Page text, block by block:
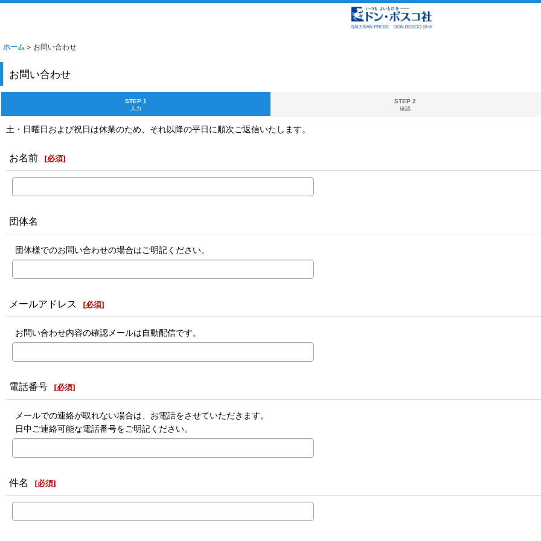
ホーム > お問い合わせ
お問い合わせ
STEP 1
入力
STEP 2
確認
土・日曜日および祝日は休業のため、それ以降の平日に順次ご返信いたします。
お名前 [必須]
団体名
団体様でのお問い合わせの場合はご明記ください。
メールアドレス [必須]
お問い合わせ内容の確認メールは自動配信です。
電話番号 [必須]
メールでの連絡が取れない場合は、お電話をさせていただきます。
日中ご連絡可能な電話番号をご明記ください。
件名 [必須]